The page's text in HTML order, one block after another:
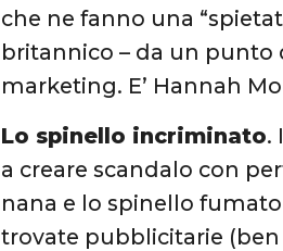
che ne fanno una
britannico – da un punto
marketing. E’ Hannah
Lo spinello incriminato.
a creare scandalo con
nana e lo spinello
trovate pubblicitarie (ben